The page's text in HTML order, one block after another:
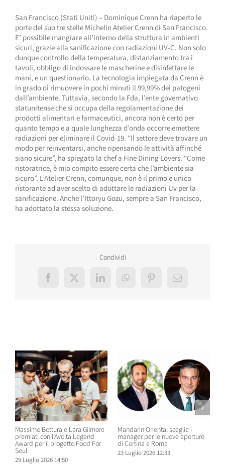
San Francisco (Stati Uniti) – Dominique Crenn ha riaperto le
porte del suo tre stelle Michelin Atelier Crenn di San Francisco.
E’ possibile mangiare all’interno della struttura in ambienti
sicuri, grazie alla sanificazione con radiazioni UV-C. Non solo
dunque controllo della temperatura, distanziamento tra i
tavoli, obbligo di indossare le mascherine e disinfettare le
mani, e un questionario. La tecnologia impiegata da Crenn è
in grado di rimuovere in pochi minuti il 99,99% dei patogeni
dall’ambiente. Tuttavia, secondo la Fda, l’ente governativo
statunitense che si occupa della regolamentazione dei
prodotti alimentari e farmaceutici, ancora non è certo per
quanto tempo e a quale lunghezza d’onda occorre emettere
radiazioni per eliminare il Covid-19. “Il settore deve trovare un
modo per reinventarsi, anche ripensando le attività affinché
siano sicure”, ha spiegato la chef a Fine Dining Lovers. “Come
ristoratrice, è mio compito essere certa che l’ambiente sia
sicuro”. L’Atelier Crenn, comunque, non è il primo e unico
ristorante ad aver scelto di adottare le radiazioni Uv per la
sanificazione. Anche l’Ittoryu Gozu, sempre a San Francisco,
ha adottato la stessa soluzione.
Condividi
Facebook
X LinkedInWhatsAppPinterestEmail
Massimo Bottura e Lara Gilmore
premiati con l’Avolta Legend
Award per il progetto Food For
Soul
29 Luglio 2026 14:50
Mandarin Oriental sceglie i
manager per le nuove aperture
di Cortina e Roma
23 Luglio 2026 12:33